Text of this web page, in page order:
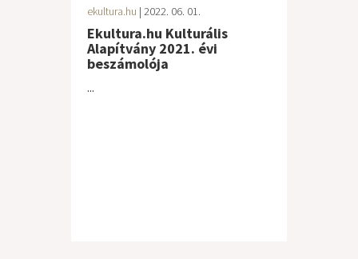
ekultura.hu | 2022. 06. 01.
Ekultura.hu Kulturális
Alapítvány 2021. évi
beszámolója
...